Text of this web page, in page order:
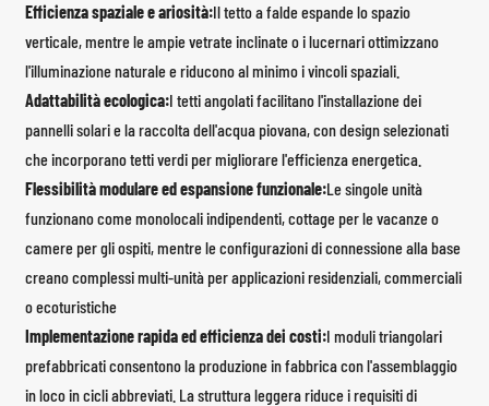
Efficienza spaziale e ariosità:Il tetto a falde espande lo spazio
verticale, mentre le ampie vetrate inclinate o i lucernari ottimizzano
l'illuminazione naturale e riducono al minimo i vincoli spaziali.
Adattabilità ecologica:I tetti angolati facilitano l'installazione dei
pannelli solari e la raccolta dell'acqua piovana, con design selezionati
che incorporano tetti verdi per migliorare l'efficienza energetica.
Flessibilità modulare ed espansione funzionale:Le singole unità
funzionano come monolocali indipendenti, cottage per le vacanze o
camere per gli ospiti, mentre le configurazioni di connessione alla base
creano complessi multi-unità per applicazioni residenziali, commerciali
o ecoturistiche
Implementazione rapida ed efficienza dei costi:I moduli triangolari
prefabbricati consentono la produzione in fabbrica con l'assemblaggio
in loco in cicli abbreviati. La struttura leggera riduce i requisiti di